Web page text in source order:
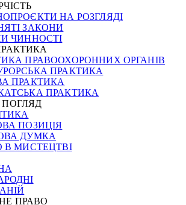
НА РОЗГЛЯДІ
ЗАКОНИ
ЧИННОСТІ
ПРАВООХОРОННИХ ОРГАНІВ
ПРАКТИКА
ПРАКТИКА
ПРАКТИКА
ПОЗИЦІЯ
ДУМКА
В МИСТЕЦТВІ
ПРАВО